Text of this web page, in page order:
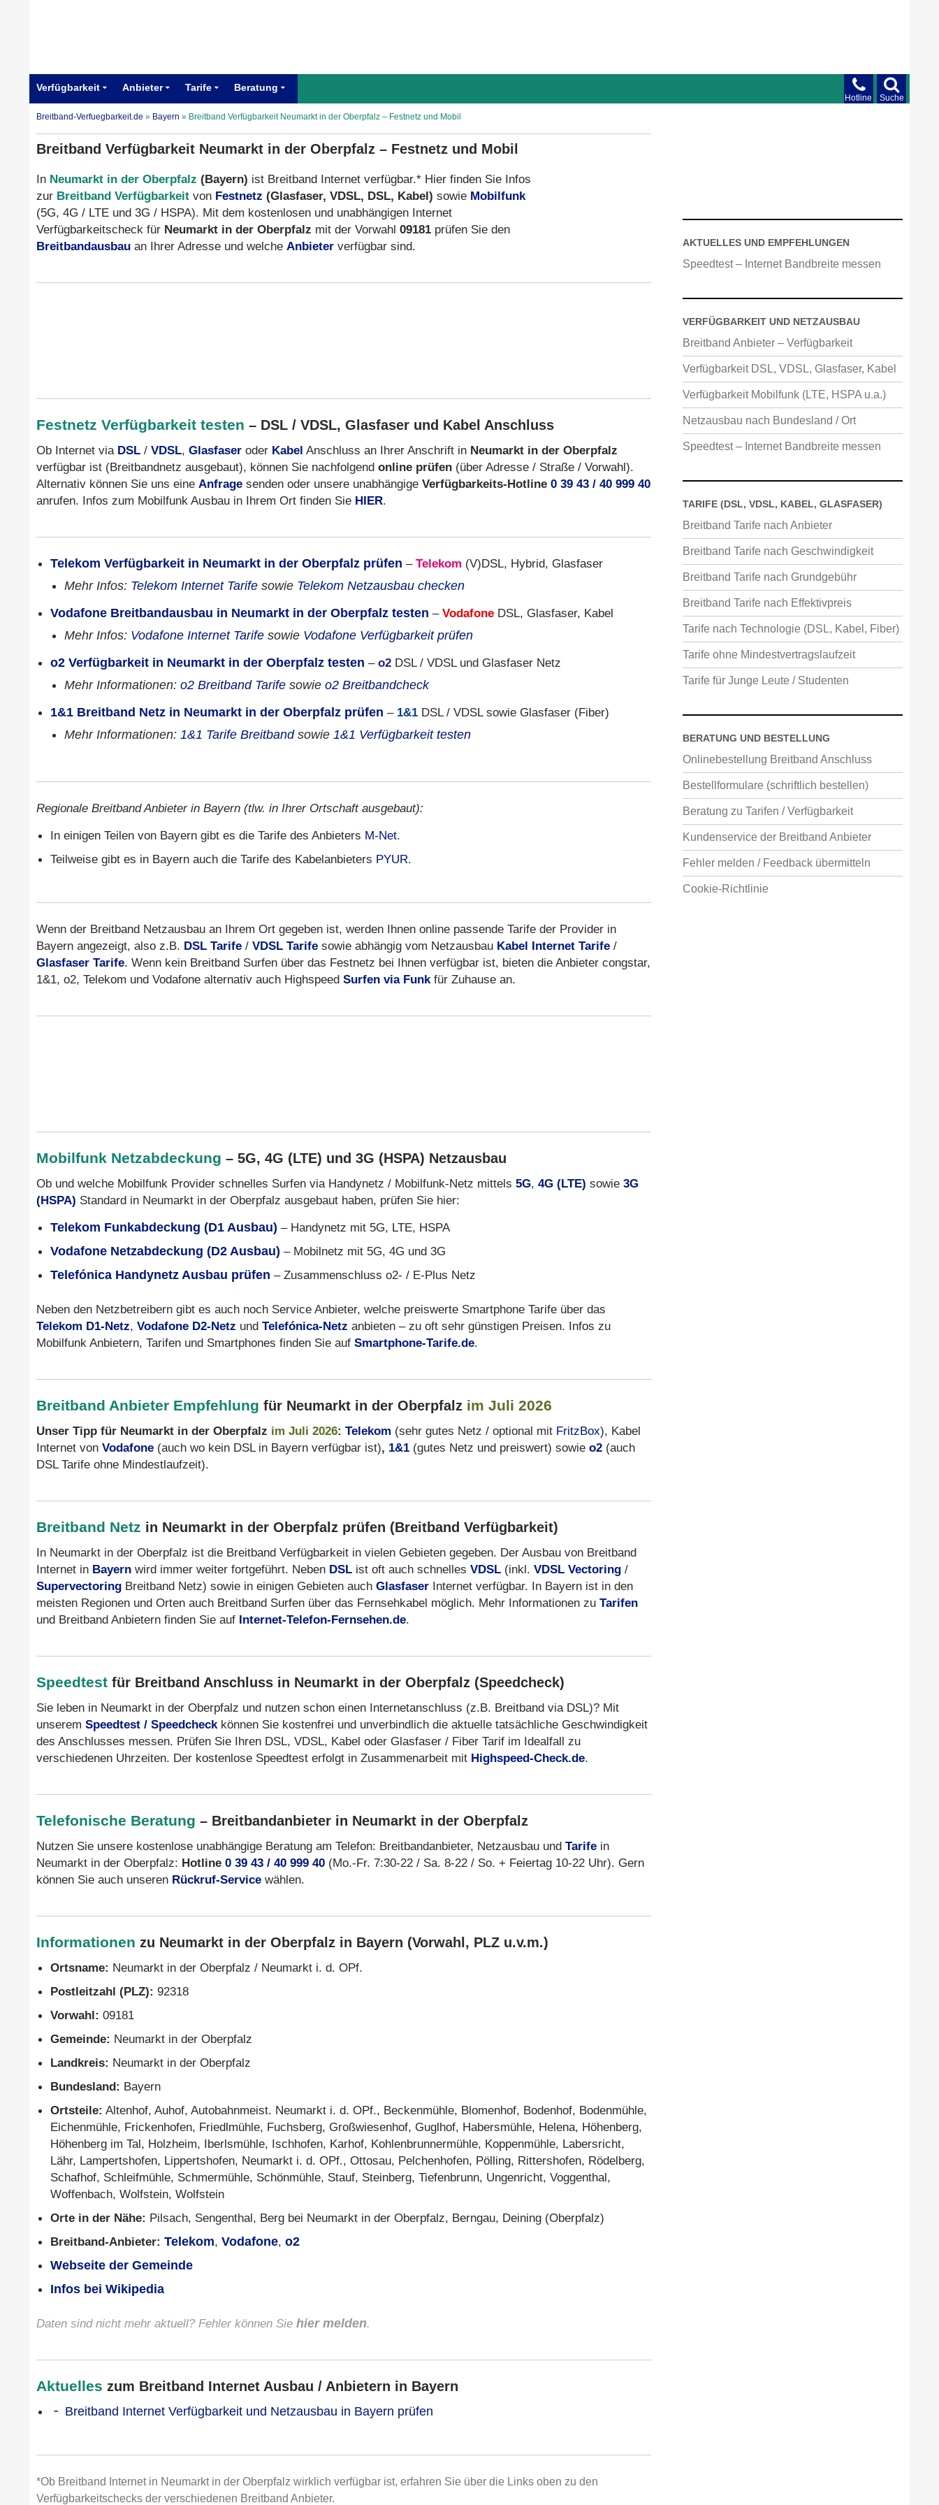
Suche
Hotline
Verfügbarkeit Anbieter Tarife Beratung
Breitband-Verfuegbarkeit.de » Bayern » Breitband Verfügbarkeit Neumarkt in der Oberpfalz – Festnetz und Mobil
Breitband Verfügbarkeit Neumarkt in der Oberpfalz – Festnetz und Mobil
In Neumarkt in der Oberpfalz (Bayern) ist Breitband Internet verfügbar.* Hier finden Sie Infos
zur Breitband Verfügbarkeit von Festnetz (Glasfaser, VDSL, DSL, Kabel) sowie Mobilfunk
(5G, 4G / LTE und 3G / HSPA). Mit dem kostenlosen und unabhängigen Internet
Verfügbarkeitscheck für Neumarkt in der Oberpfalz mit der Vorwahl 09181 prüfen Sie den
Breitbandausbau an Ihrer Adresse und welche Anbieter verfügbar sind.
Festnetz Verfügbarkeit testen – DSL / VDSL, Glasfaser und Kabel Anschluss
Ob Internet via DSL / VDSL, Glasfaser oder Kabel Anschluss an Ihrer Anschrift in Neumarkt in der Oberpfalz
verfügbar ist (Breitbandnetz ausgebaut), können Sie nachfolgend online prüfen (über Adresse / Straße / Vorwahl).
Alternativ können Sie uns eine Anfrage senden oder unsere unabhängige Verfügbarkeits-Hotline 0 39 43 / 40 999 40
anrufen. Infos zum Mobilfunk Ausbau in Ihrem Ort finden Sie HIER.
Telekom Verfügbarkeit in Neumarkt in der Oberpfalz prüfen – Telekom (V)DSL, Hybrid, Glasfaser
Mehr Infos: Telekom Internet Tarife sowie Telekom Netzausbau checken
Vodafone Breitbandausbau in Neumarkt in der Oberpfalz testen – Vodafone DSL, Glasfaser, Kabel
Mehr Infos: Vodafone Internet Tarife sowie Vodafone Verfügbarkeit prüfen
o2 Verfügbarkeit in Neumarkt in der Oberpfalz testen – o2 DSL / VDSL und Glasfaser Netz
Mehr Informationen: o2 Breitband Tarife sowie o2 Breitbandcheck
1&1 Breitband Netz in Neumarkt in der Oberpfalz prüfen – 1&1 DSL / VDSL sowie Glasfaser (Fiber)
Mehr Informationen: 1&1 Tarife Breitbandsowie 1&1 Verfügbarkeit testen
Regionale Breitband Anbieter in Bayern (tlw. in Ihrer Ortschaft ausgebaut):
In einigen Teilen von Bayern gibt es die Tarife des Anbieters M-Net.
Teilweise gibt es in Bayern auch die Tarife des Kabelanbieters PYUR.
Wenn der Breitband Netzausbau an Ihrem Ort gegeben ist, werden Ihnen online passende Tarife der Provider in
Bayern angezeigt, also z.B. DSL Tarife / VDSL Tarife sowie abhängig vom Netzausbau Kabel Internet Tarife /
Glasfaser Tarife. Wenn kein Breitband Surfen über das Festnetz bei Ihnen verfügbar ist, bieten die Anbieter congstar,
1&1, o2, Telekom und Vodafone alternativ auch Highspeed Surfen via Funkfür Zuhause an.
Mobilfunk Netzabdeckung – 5G, 4G (LTE) und 3G (HSPA) Netzausbau
Ob und welche Mobilfunk Provider schnelles Surfen via Handynetz / Mobilfunk-Netz mittels 5G, 4G (LTE) sowie 3G
(HSPA) Standard in Neumarkt in der Oberpfalz ausgebaut haben, prüfen Sie hier:
Telekom Funkabdeckung (D1 Ausbau) – Handynetz mit 5G, LTE, HSPA
Vodafone Netzabdeckung (D2 Ausbau) – Mobilnetz mit 5G, 4G und 3G
Telefónica Handynetz Ausbau prüfen – Zusammenschluss o2- / E-Plus Netz
Neben den Netzbetreibern gibt es auch noch Service Anbieter, welche preiswerte Smartphone Tarife über das
Telekom D1-Netz, Vodafone D2-Netz und Telefónica-Netz anbieten – zu oft sehr günstigen Preisen. Infos zu
Mobilfunk Anbietern, Tarifen und Smartphones finden Sie auf Smartphone-Tarife.de.
Breitband Anbieter Empfehlung für Neumarkt in der Oberpfalz im Juli 2026
Unser Tipp für Neumarkt in der Oberpfalz im Juli 2026: Telekom (sehr gutes Netz / optional mit FritzBox), Kabel
Internet von Vodafone (auch wo kein DSL in Bayern verfügbar ist), 1&1 (gutes Netz und preiswert) sowie o2 (auch
DSL Tarife ohne Mindestlaufzeit).
Breitband Netz in Neumarkt in der Oberpfalz prüfen (Breitband Verfügbarkeit)
In Neumarkt in der Oberpfalz ist die Breitband Verfügbarkeit in vielen Gebieten gegeben. Der Ausbau von Breitband
Internet in Bayern wird immer weiter fortgeführt. Neben DSL ist oft auch schnelles VDSL (inkl. VDSL Vectoring /
Supervectoring Breitband Netz) sowie in einigen Gebieten auch Glasfaser Internet verfügbar. In Bayern ist in den
meisten Regionen und Orten auch Breitband Surfen über das Fernsehkabel möglich. Mehr Informationen zu Tarifen
und Breitband Anbietern finden Sie auf Internet-Telefon-Fernsehen.de.
Speedtest für Breitband Anschluss in Neumarkt in der Oberpfalz (Speedcheck)
Sie leben in Neumarkt in der Oberpfalz und nutzen schon einen Internetanschluss (z.B. Breitband via DSL)? Mit
unserem Speedtest / Speedcheckkönnen Sie kostenfrei und unverbindlich die aktuelle tatsächliche Geschwindigkeit
des Anschlusses messen. Prüfen Sie Ihren DSL, VDSL, Kabel oder Glasfaser / Fiber Tarif im Idealfall zu
verschiedenen Uhrzeiten. Der kostenlose Speedtest erfolgt in Zusammenarbeit mit Highspeed-Check.de.
Telefonische Beratung – Breitbandanbieter in Neumarkt in der Oberpfalz
Nutzen Sie unsere kostenlose unabhängige Beratung am Telefon: Breitbandanbieter, Netzausbau und Tarife in
Neumarkt in der Oberpfalz: Hotline 0 39 43 / 40 999 40 (Mo.-Fr. 7:30-22 / Sa. 8-22 / So. + Feiertag 10-22 Uhr). Gern
können Sie auch unseren Rückruf-Service wählen.
Informationen zu Neumarkt in der Oberpfalz in Bayern (Vorwahl, PLZ u.v.m.)
Ortsname: Neumarkt in der Oberpfalz / Neumarkt i. d. OPf.
Postleitzahl (PLZ): 92318
Vorwahl: 09181
Gemeinde: Neumarkt in der Oberpfalz
Landkreis: Neumarkt in der Oberpfalz
Bundesland: Bayern
Ortsteile: Altenhof, Auhof, Autobahnmeist. Neumarkt i. d. OPf., Beckenmühle, Blomenhof, Bodenhof, Bodenmühle,
Eichenmühle, Frickenhofen, Friedlmühle, Fuchsberg, Großwiesenhof, Guglhof, Habersmühle, Helena, Höhenberg,
Höhenberg im Tal, Holzheim, Iberlsmühle, Ischhofen, Karhof, Kohlenbrunnermühle, Koppenmühle, Labersricht,
Lähr, Lampertshofen, Lippertshofen, Neumarkt i. d. OPf., Ottosau, Pelchenhofen, Pölling, Rittershofen, Rödelberg,
Schafhof, Schleifmühle, Schmermühle, Schönmühle, Stauf, Steinberg, Tiefenbrunn, Ungenricht, Voggenthal,
Woffenbach, Wolfstein, Wolfstein
Orte in der Nähe: Pilsach, Sengenthal, Berg bei Neumarkt in der Oberpfalz, Berngau, Deining (Oberpfalz)
Breitband-Anbieter: Telekom, Vodafone, o2
Webseite der Gemeinde
Infos bei Wikipedia
Daten sind nicht mehr aktuell? Fehler können Sie hier melden.
Aktuelles zum Breitband Internet Ausbau / Anbietern in Bayern
Breitband Internet Verfügbarkeit und Netzausbau in Bayern prüfen
*Ob Breitband Internet in Neumarkt in der Oberpfalz wirklich verfügbar ist, erfahren Sie über die Links oben zu den
Verfügbarkeitschecks der verschiedenen Breitband Anbieter.
AKTUELLES UND EMPFEHLUNGEN
Speedtest – Internet Bandbreite messen
VERFÜGBARKEIT UND NETZAUSBAU
Breitband Anbieter – Verfügbarkeit
Verfügbarkeit DSL, VDSL, Glasfaser, Kabel
Verfügbarkeit Mobilfunk (LTE, HSPA u.a.)
Netzausbau nach Bundesland / Ort
Speedtest – Internet Bandbreite messen
TARIFE (DSL, VDSL, KABEL, GLASFASER)
Breitband Tarife nach Anbieter
Breitband Tarife nach Geschwindigkeit
Breitband Tarife nach Grundgebühr
Breitband Tarife nach Effektivpreis
Tarife nach Technologie (DSL, Kabel, Fiber)
Tarife ohne Mindestvertragslaufzeit
Tarife für Junge Leute / Studenten
BERATUNG UND BESTELLUNG
Onlinebestellung Breitband Anschluss
Bestellformulare (schriftlich bestellen)
Beratung zu Tarifen / Verfügbarkeit
Kundenservice der Breitband Anbieter
Fehler melden / Feedback übermitteln
Cookie-Richtlinie